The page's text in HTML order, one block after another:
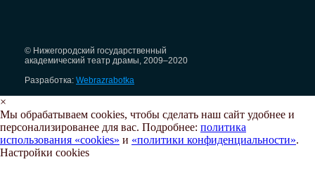
© Нижегородский государственный
академический театр драмы, 2009–2020
Разработка: Webrazrabotka
×
Мы обрабатываем cookies, чтобы сделать наш сайт удобнее и
персонализированее для вас. Подробнее: политика
использования «cookies» и «политики конфиденциальности».
Настройки cookies